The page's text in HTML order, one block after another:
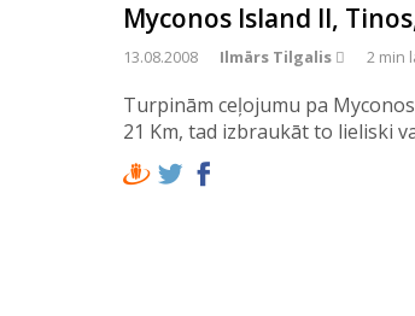
Myconos Island II,
13.08.2008 Ilmārs Tilgalis  2 min
Turpinām ceļojumu pa
21 Km, tad izbraukāt to lieliski